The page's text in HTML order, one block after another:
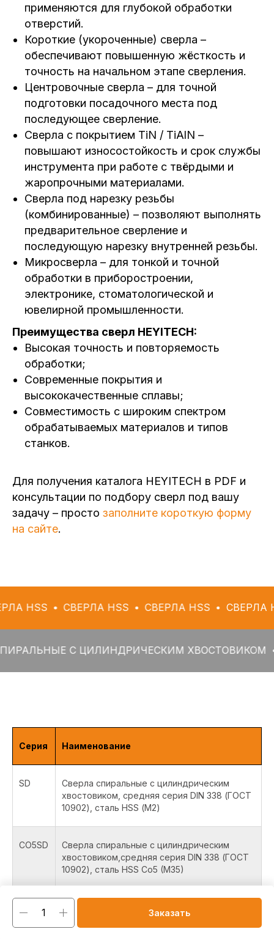
применяются для глубокой обработки
отверстий.
Короткие (укороченные) сверла –
обеспечивают повышенную жёсткость и
точность на начальном этапе сверления.
Центровочные сверла – для точной
подготовки посадочного места под
последующее сверление.
Сверла с покрытием TiN / TiAlN –
повышают износостойкость и срок службы
инструмента при работе с твёрдыми и
жаропрочными материалами.
Сверла под нарезку резьбы
(комбинированные) – позволяют выполнять
предварительное сверление и
последующую нарезку внутренней резьбы.
Микросверла – для тонкой и точной
обработки в приборостроении,
электронике, стоматологической и
ювелирной промышленности.
Преимущества сверл HEYITECH:
Высокая точность и повторяемость
обработки;
Современные покрытия и
высококачественные сплавы;
Совместимость с широким спектром
обрабатываемых материалов и типов
станков.
Для получения каталога HEYITECH в PDF и
консультации по подбору сверл под вашу
задачу – просто заполните короткую форму
на сайте.
СВЕРЛА HSS СВЕРЛА HSS СВЕРЛА HSS
С ЦИЛИНДРИЧЕСКИМ ХВОСТОВИКОМ
Серия Наименование
SD
Сверла спиральные с цилиндрическим
хвостовиком, средняя серия DIN 338 (ГОСТ
10902), сталь HSS (М2)
CO5SD
Сверла спиральные с цилиндрическим
хвостовиком,средняя серия DIN 338 (ГОСТ
10902), сталь HSS Co5 (M35)
CO8SD
Сверла спиральные с цилиндрическим
хвостовиком, средняя серия DIN 338 (ГОСТ
10902), сталь HSS Co8 (M42)
Заказать